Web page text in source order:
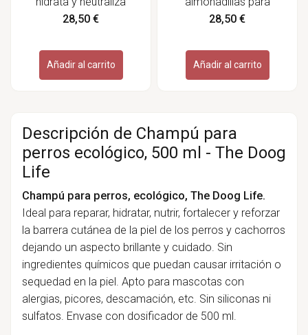
olores en mascotas -
28,50 €
Añadir al carrito
mascotas - The Doog
28,50 €
Añadir al carrito
Descripción de Champú para
perros ecológico, 500 ml - The Doog
Life
Champú para perros, ecológico, The Doog Life.
Ideal para reparar, hidratar, nutrir, fortalecer y reforzar
la barrera cutánea de la piel de los perros y cachorros
dejando un aspecto brillante y cuidado. Sin
ingredientes químicos que puedan causar irritación o
sequedad en la piel. Apto para mascotas con
alergias, picores, descamación, etc. Sin siliconas ni
sulfatos. Envase con dosificador de 500 ml.